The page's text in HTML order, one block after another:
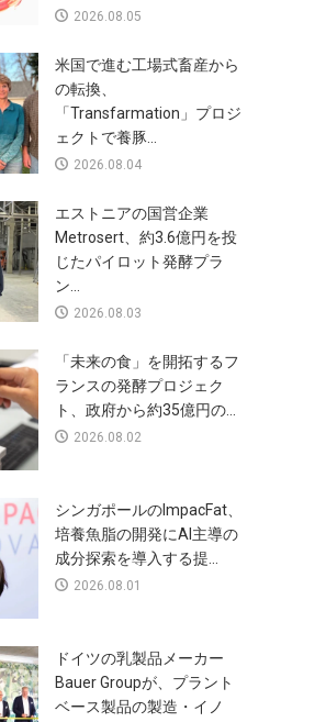
2026.08.05
米国で進む工場式畜産から
の転換、
「Transfarmation」プロジ
ェクトで養豚...
2026.08.04
エストニアの国営企業
Metrosert、約3.6億円を投
じたパイロット発酵プラ
ン...
2026.08.03
「未来の食」を開拓するフ
ランスの発酵プロジェク
ト、政府から約35億円の...
2026.08.02
シンガポールのImpacFat、
培養魚脂の開発にAI主導の
成分探索を導入する提...
2026.08.01
ドイツの乳製品メーカー
Bauer Groupが、プラント
ベース製品の製造・イノ